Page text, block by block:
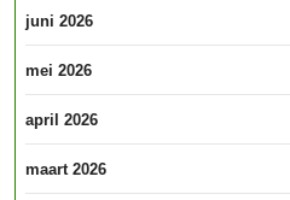
juni 2026
mei 2026
april 2026
maart 2026